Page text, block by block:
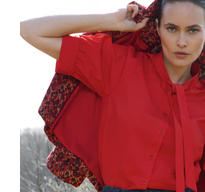
SNEL TOEVOEGEN
NEW
Faux suède omslag kokerrok
139,00 €